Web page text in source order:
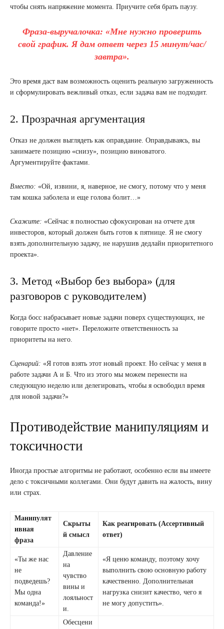
чтобы снять напряжение момента. Приучите себя брать паузу.
Фраза-выручалочка: «Мне нужно проверить
свой график. Я дам ответ через 15 минут/час/
завтра».
Это время даст вам возможность оценить реальную загруженность
и сформулировать вежливый отказ, если задача вам не подходит.
2. Прозрачная аргументация
Отказ не должен выглядеть как оправдание. Оправдываясь, вы
занимаете позицию «снизу», позицию виноватого.
Аргументируйте фактами.
Вместо: «Ой, извини, я, наверное, не смогу, потому что у меня
там кошка заболела и еще голова болит…»
Скажите: «Сейчас я полностью сфокусирован на отчете для
инвесторов, который должен быть готов к пятнице. Я не смогу
взять дополнительную задачу, не нарушив дедлайн приоритетного
проекта».
3. Метод «Выбор без выбора» (для
разговоров с руководителем)
Когда босс набрасывает новые задачи поверх существующих, не
говорите просто «нет». Переложите ответственность за
приоритеты на него.
Сценарий: «Я готов взять этот новый проект. Но сейчас у меня в
работе задачи А и Б. Что из этого мы можем перенести на
следующую неделю или делегировать, чтобы я освободил время
для новой задачи?»
Противодействие манипуляциям и
токсичности
Иногда простые алгоритмы не работают, особенно если вы имеете
дело с токсичными коллегами. Они будут давить на жалость, вину
или страх.
Манипулят
ивная
фраза
Скрыты
й смысл
Как реагировать (Ассертивный
ответ)
«Ты же нас
не
подведешь?
Мы одна
команда!»
Давление
на
чувство
вины и
лояльност
и.
«Я ценю команду, поэтому хочу
выполнить свою основную работу
качественно. Дополнительная
нагрузка снизит качество, чего я
не могу допустить».
Обесцени